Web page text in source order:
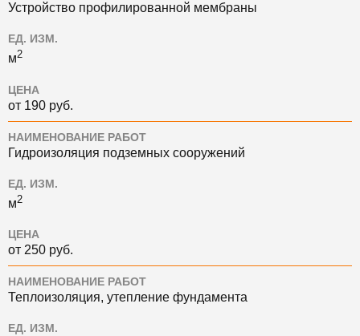
Устройство профилированной мембраны
ЕД. ИЗМ.
м2
ЦЕНА
от 190 руб.
НАИМЕНОВАНИЕ РАБОТ
Гидроизоляция подземных сооружений
ЕД. ИЗМ.
м2
ЦЕНА
от 250 руб.
НАИМЕНОВАНИЕ РАБОТ
Теплоизоляция, утепление фундамента
ЕД. ИЗМ.